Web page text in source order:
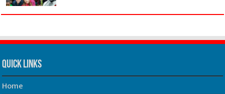
Quick Links
Home